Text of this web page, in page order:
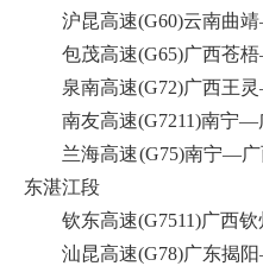
沪昆高速(G60)云南曲
包茂高速(G65)广西苍
泉南高速(G72)广西王
南友高速(G7211)南宁—
兰海高速(G75)南宁—
东湛江段
钦东高速(G7511)广西钦
汕昆高速(G78)广东揭